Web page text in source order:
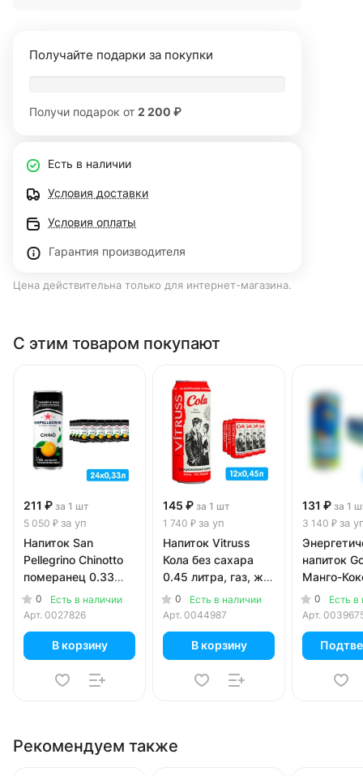
Получайте подарки за покупки
Получи подарок от 2 200 ₽
Есть в наличии
Условия доставки
Условия оплаты
Гарантия производителя
Цена действительна только для интернет-магазина.
С этим товаром покупают
211 ₽ за 1 шт
5 050 ₽ за уп
Напиток San
Pellegrino Chinotto
померанец 0.33
литра, газ, ж/б, 24
шт. в уп.
0
Есть в наличии
Арт. 0027826
В корзину
145 ₽ за 1 шт
1 740 ₽ за уп
Напиток Vitruss
Кола без сахара
0.45 литра, газ, ж/
б, 12 шт. в уп.
0
Есть в наличии
Арт. 0044987
В корзину
131 ₽ за 1
3 140 ₽ за
напиток
Манго-
литра, ж/
уп.
0
Есть в
Арт.
Рекомендуем также